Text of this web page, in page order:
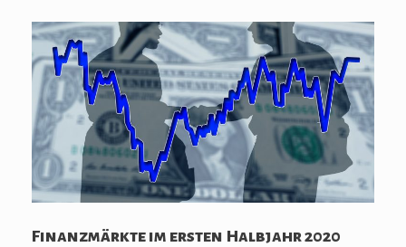
Finanzmärkte im ersten Halbjahr 2020